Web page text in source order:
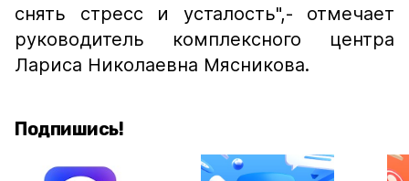
снять стресс и усталость",- отмечает
руководитель комплексного центра
Лариса Николаевна Мясникова.
Подпишись!